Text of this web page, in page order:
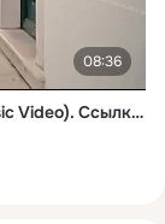
08:36
Sweet Echo – Come, My Love (Official Music Video). Ссылка: https://www.youtube.com/watch?v=4-Oh2WTydxY&list=RD4-Oh2WTydxY&start_radio=1